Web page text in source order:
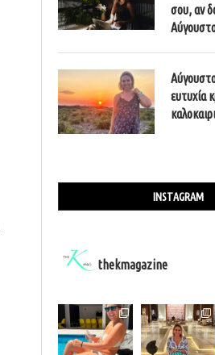
σου, αν
ευτυχία
INSTAGRAM
thekmagazine